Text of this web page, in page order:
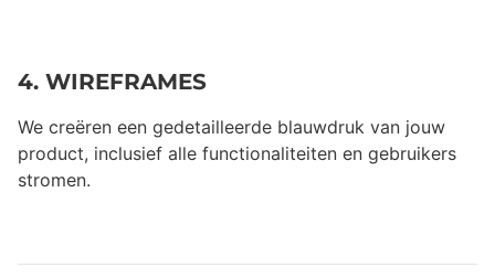
4. WIREFRAMES
We creëren een gedetailleerde blauwdruk van jouw
product, inclusief alle functionaliteiten en gebruikers
stromen.